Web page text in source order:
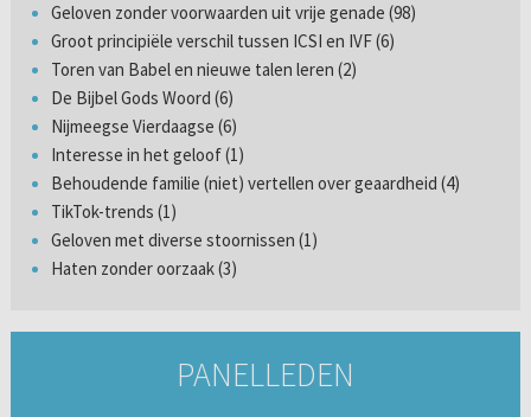
Geloven zonder voorwaarden uit vrije genade (98)
Groot principiële verschil tussen ICSI en IVF (6)
Toren van Babel en nieuwe talen leren (2)
De Bijbel Gods Woord (6)
Nijmeegse Vierdaagse (6)
Interesse in het geloof (1)
Behoudende familie (niet) vertellen over geaardheid (4)
TikTok-trends (1)
Geloven met diverse stoornissen (1)
Haten zonder oorzaak (3)
PANELLEDEN